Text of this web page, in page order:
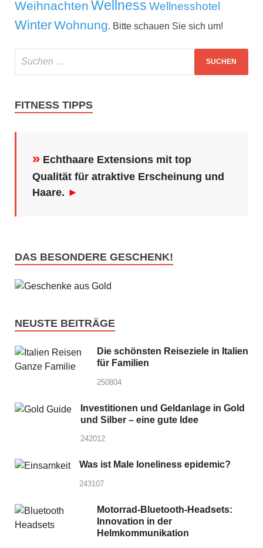
Weihnachten Wellness Wellnesshotel
WinterWohnung. Bitte schauen Sie sich um!
FITNESS TIPPS
» Echthaare Extensions mit top
Qualität für atraktive Erscheinung und
Haare. ►
DAS BESONDERE GESCHENK!
NEUSTE BEITRÄGE
Die schönsten Reiseziele in Italien
für Familien
250804
Investitionen und Geldanlage in Gold
und Silber – eine gute Idee
242012
Was ist Male loneliness epidemic?
243107
Motorrad-Bluetooth-Headsets:
Innovation in der
Helmkommunikation